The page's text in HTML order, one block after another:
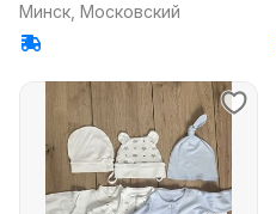
Минск, Московский